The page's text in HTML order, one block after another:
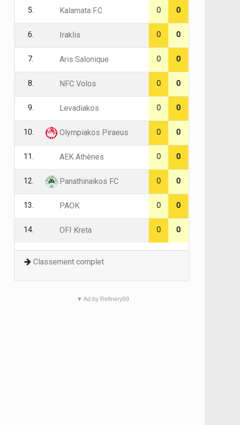
5. Kalamata F.C 0 0
6. Iraklis 0 0
7. Aris Salonique 0 0
8. NFC Volos 0 0
9. Levadiakos 0 0
10. Olympiakos Piraeus 0 0
11. AEK Athènes 0 0
12. Panathinaikos FC 0 0
13. PAOK 0 0
14. OFI Kreta 0 0
Classement complet
▼ Ad by Refinery89